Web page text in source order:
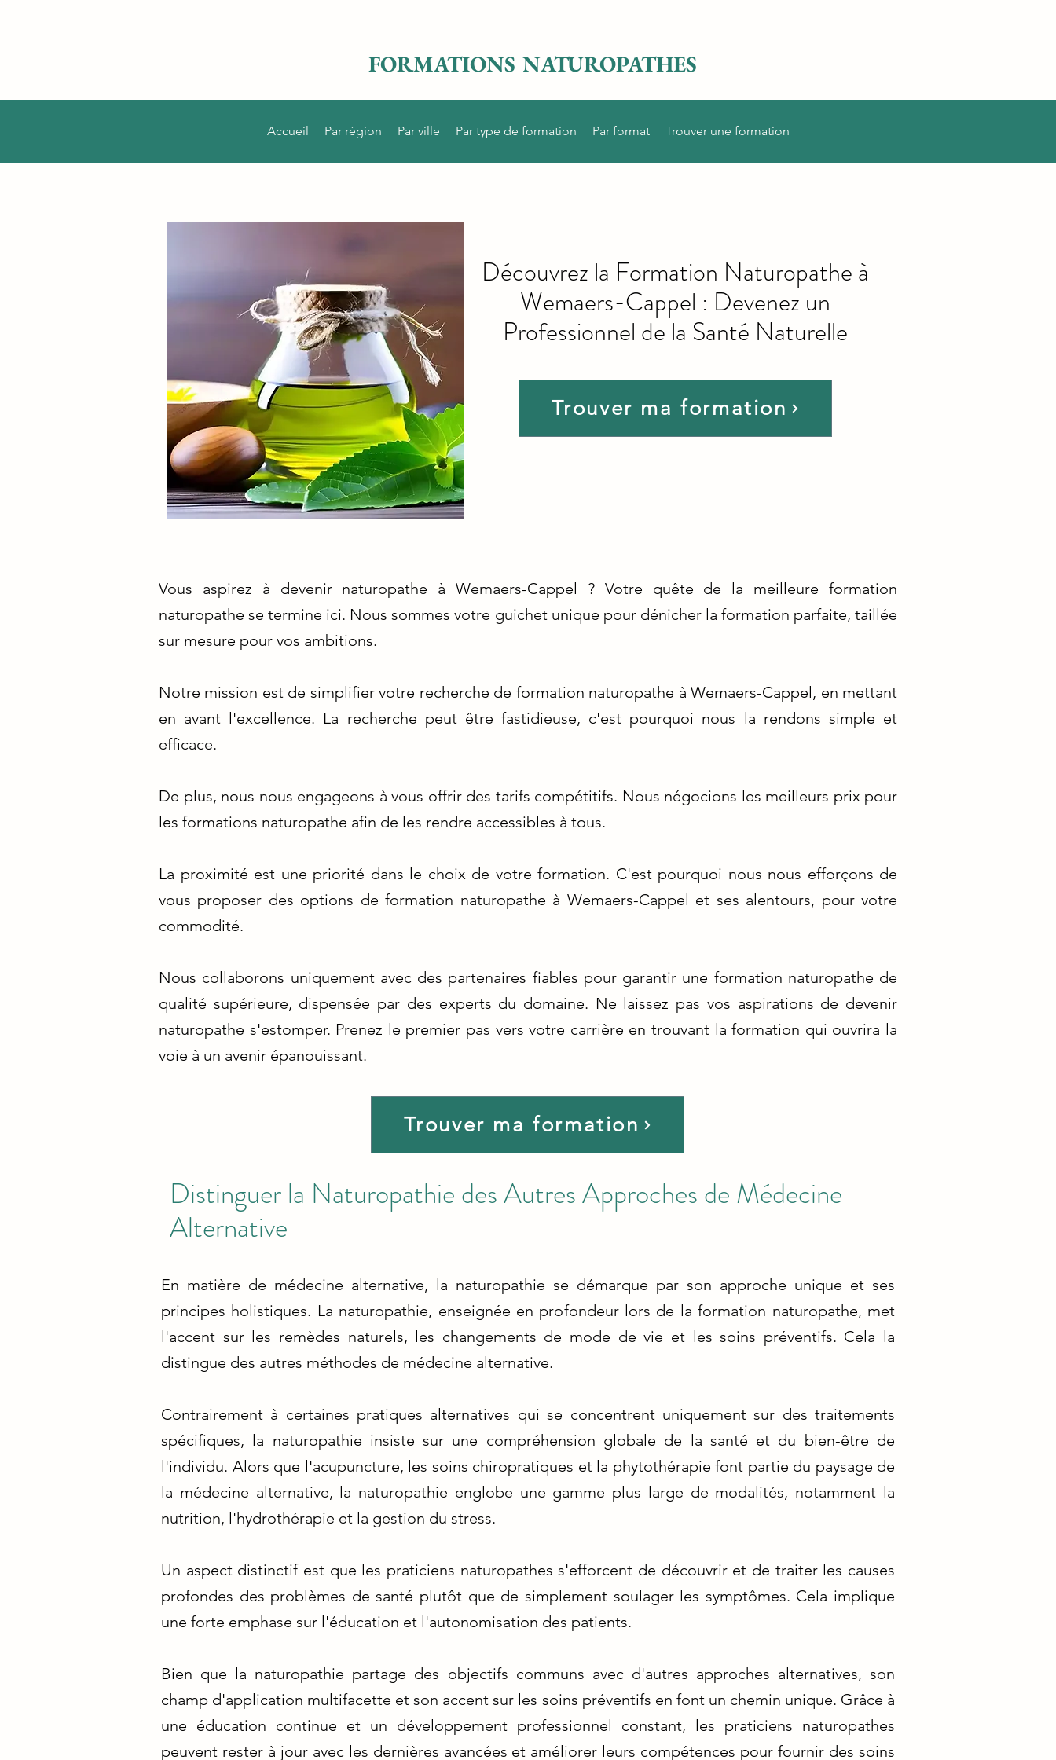
FORMATIONS NATUROPATHES
Accueil Par région Par ville Par type de formation Par format Trouver une formation
Trouver ma formation
Découvrez la Formation Naturopathe à
Wemaers-Cappel : Devenez un
Professionnel de la Santé Naturelle
Vous aspirez à devenir naturopathe à Wemaers-Cappel ? Votre quête de la meilleure formation
naturopathe se termine ici. Nous sommes votre guichet unique pour dénicher la formation parfaite, taillée
sur mesure pour vos ambitions.
Notre mission est de simplifier votre recherche de formation naturopathe à Wemaers-Cappel, en mettant
en avant l'excellence. La recherche peut être fastidieuse, c'est pourquoi nous la rendons simple et
efficace.
De plus, nous nous engageons à vous offrir des tarifs compétitifs. Nous négocions les meilleurs prix pour
les formations naturopathe afin de les rendre accessibles à tous.
La proximité est une priorité dans le choix de votre formation. C'est pourquoi nous nous efforçons de
vous proposer des options de formation naturopathe à Wemaers-Cappel et ses alentours, pour votre
commodité.
Nous collaborons uniquement avec des partenaires fiables pour garantir une formation naturopathe de
qualité supérieure, dispensée par des experts du domaine. Ne laissez pas vos aspirations de devenir
naturopathe s'estomper. Prenez le premier pas vers votre carrière en trouvant la formation qui ouvrira la
voie à un avenir épanouissant.
Trouver ma formation
Distinguer la Naturopathie des Autres Approches de Médecine
Alternative
En matière de médecine alternative, la naturopathie se démarque par son approche unique et ses
principes holistiques. La naturopathie, enseignée en profondeur lors de la formation naturopathe, met
l'accent sur les remèdes naturels, les changements de mode de vie et les soins préventifs. Cela la
distingue des autres méthodes de médecine alternative.
Contrairement à certaines pratiques alternatives qui se concentrent uniquement sur des traitements
spécifiques, la naturopathie insiste sur une compréhension globale de la santé et du bien-être de
l'individu. Alors que l'acupuncture, les soins chiropratiques et la phytothérapie font partie du paysage de
la médecine alternative, la naturopathie englobe une gamme plus large de modalités, notamment la
nutrition, l'hydrothérapie et la gestion du stress.
Un aspect distinctif est que les praticiens naturopathes s'efforcent de découvrir et de traiter les causes
profondes des problèmes de santé plutôt que de simplement soulager les symptômes. Cela implique
une forte emphase sur l'éducation et l'autonomisation des patients.
Bien que la naturopathie partage des objectifs communs avec d'autres approches alternatives, son
champ d'application multifacette et son accent sur les soins préventifs en font un chemin unique. Grâce à
une éducation continue et un développement professionnel constant, les praticiens naturopathes
peuvent rester à jour avec les dernières avancées et améliorer leurs compétences pour fournir des soins